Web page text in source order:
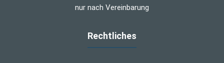
nur nach Vereinbarung
Rechtliches